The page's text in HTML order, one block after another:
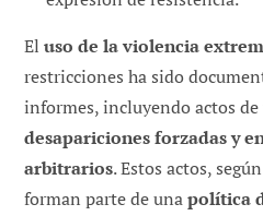
Eluso de la violencia
restricciones ha sido
informes, incluyendo actos de
desapariciones forzadas y
arbitrarios. Estos actos,
forman parte de unapolítica